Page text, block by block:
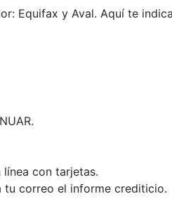
Equifax y Aval. Aquí te
con tarjetas.
tu correo el informe crediticio.